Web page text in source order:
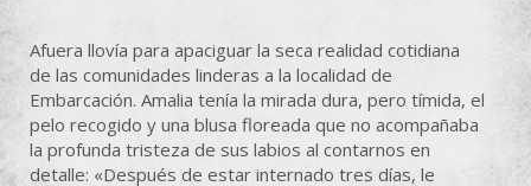
Afuera llovía para apaciguar la seca realidad cotidiana
de las comunidades linderas a la localidad de
Embarcación. Amalia tenía la mirada dura, pero tímida, el
pelo recogido y una blusa floreada que no acompañaba
la profunda tristeza de sus labios al contarnos en
detalle: «Después de estar internado tres días, le